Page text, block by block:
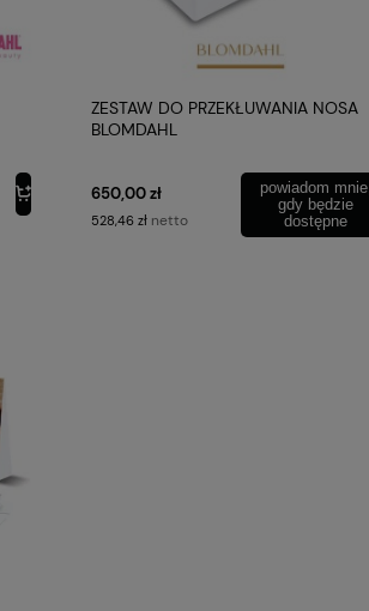
ZESTAW DO PRZEKŁUWANIA NOSA
BLOMDAHL
650,00 zł
528,46 zł netto
powiadom mnie,
gdy będzie
dostępne